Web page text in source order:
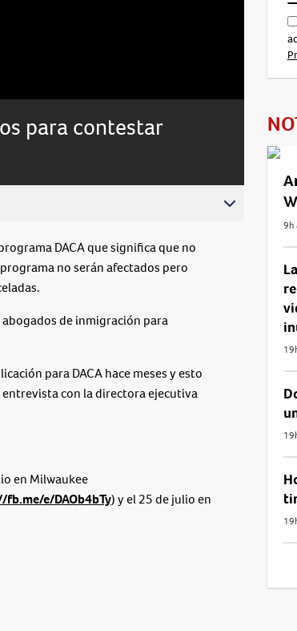
para contestar
DACA que significa que no
no serán afectados pero
de inmigración para
para DACA hace meses y esto
entrevista con la directora ejecutiva
en Milwaukee
e/DAOb4bTy) y el 25 de julio en
9h